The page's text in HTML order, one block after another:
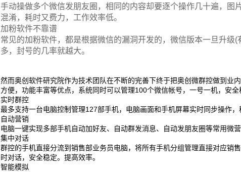
手动操做多个微信发朋友圈，相同的内容却要逐个操作几十遍，图
混淆，耗时又费力，工作效率低。
加粉软件不靠谱
常见的加粉软件，都是根据微信的漏洞开发的，微信版本一旦升级
多，封号的几率就越大。
然而奥创软件研究院作为技术团队在不断的完善下终于把奥创微群控做到业
方便，功能丰富等优点，系统同时可以管理100个微信帐号，一号一机，安全
实时群控
最多支持一台电脑控制管理127部手机，电脑画面和手机屏幕实时同步操作，
自动营销
电脑一键实现多部手机自动加好友、自动群发消息、自动发朋友圈等常用微
集中对话
群控的手机直接分流到销售部业务员电脑，将所有手机分组管理直接对应销
时对话，安全稳定。提高效率。
智能模拟